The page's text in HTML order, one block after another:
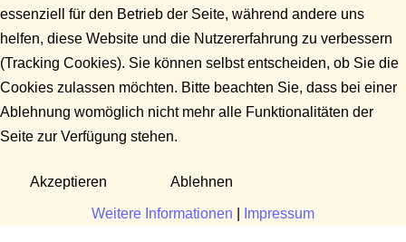
essenziell für den Betrieb der Seite, während andere uns
helfen, diese Website und die Nutzererfahrung zu verbessern
(Tracking Cookies). Sie können selbst entscheiden, ob Sie die
Cookies zulassen möchten. Bitte beachten Sie, dass bei einer
Ablehnung womöglich nicht mehr alle Funktionalitäten der
Seite zur Verfügung stehen.
Akzeptieren Ablehnen
Weitere Informationen Impressum